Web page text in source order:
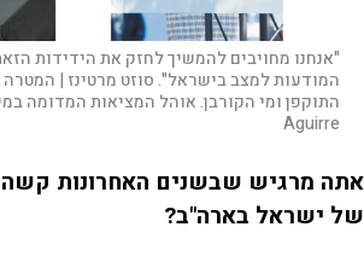
"אנחנו מחויבים להמשיך לחזק את הידידות
המודעות למצב בישראל". סוזט מרטינז |
התוקפן ומי הקורבן. אוהל המציאות המדומה
Aguirre
אתה מרגיש שבשנים האחרונות קשה
של ישראל בארה"ב?